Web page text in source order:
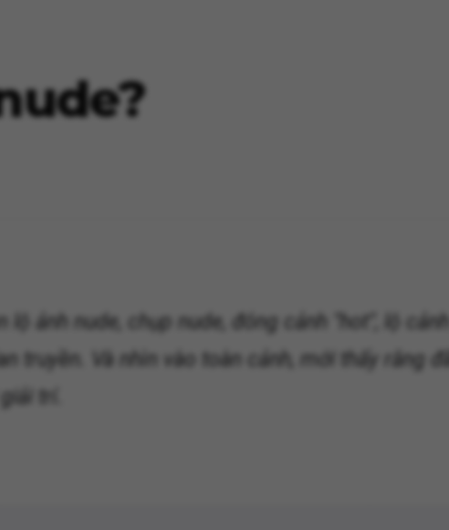
lộ ảnh nude, chụp nude, đóng cảnh "hot", lộ
truyền. Và nhìn vào toàn cảnh, mới thấy rằng
trí.